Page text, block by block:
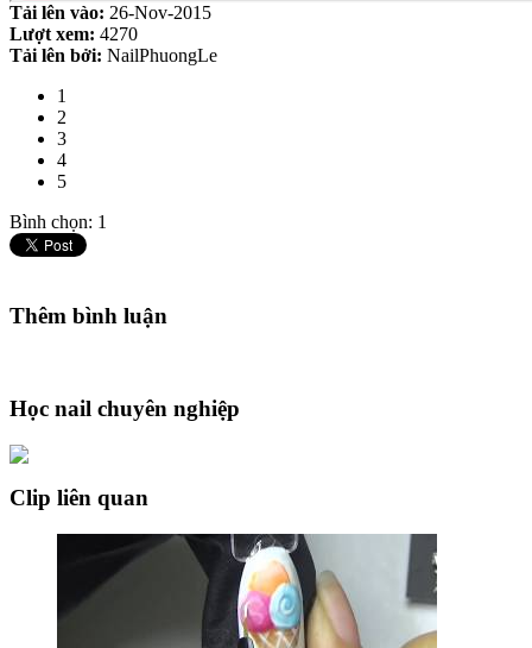
Tải lên vào: 26-Nov-2015
Lượt xem: 4270
Tải lên bởi: NailPhuongLe
1
2
3
4
5
Bình chọn: 1
Thêm bình luận
Học nail chuyên nghiệp
Clip liên quan